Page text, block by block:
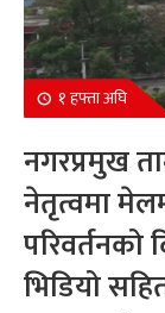
१ हफ्ता अघि
नगरप्रमुख
नेतृत्वमा
परिवर्तनको
भिडियो